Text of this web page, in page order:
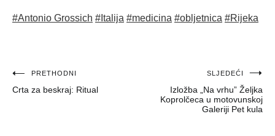
#Antonio Grossich #Italija #medicina #obljetnica #Rijeka
Navigacija
objava
PRETHODNI
Crta za beskraj: Ritual
SLJEDEĆI
Izložba „Na vrhu” Željka
Koprolčeca u motovunskoj
Galeriji Pet kula